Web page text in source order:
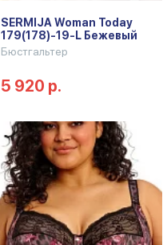
SERMIJA Woman Today
179(178)-19-L Бежевый
Бюстгальтер
5 920 р.